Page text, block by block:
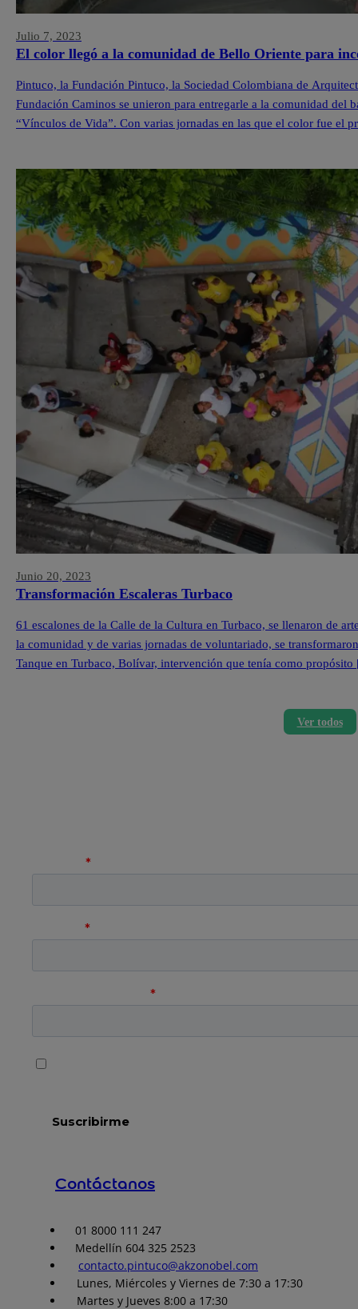
Julio 7, 2023
El color llegó a la comunidad de Bello Oriente para
Pintuco, la Fundación Pintuco, la Sociedad Colombiana de
Fundación Caminos se unieron para entregarle a la comunidad del
“Vínculos de Vida”. Con varias jornadas en las que el color fue el
Junio 20, 2023
Transformación Escaleras Turbaco
61 escalones de la Calle de la Cultura en Turbaco, se llenaron de
la comunidad y de varias jornadas de voluntariado, se
Tanque en Turbaco, Bolívar, intervención que tenía como
Ver todos
Contáctanos
01 8000 111 247
Medellín 604 325 2523
contacto.pintuco@akzonobel.com
Lunes, Miércoles y Viernes de 7:30 a 17:30
Martes y Jueves 8:00 a 17:30